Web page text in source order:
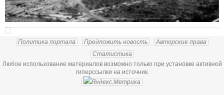
Политика портала Предложить новость
Авторские права
Статистика
Любое использование материалов возможно только при установке активной
гиперссылки на источник.